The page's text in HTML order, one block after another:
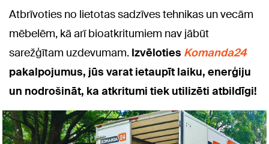
Atbrīvoties no lietotas sadzīves tehnikas un vecām
mēbelēm, kā arī bioatkritumiem nav jābūt
sarežģītam uzdevumam. Izvēloties Komanda24
pakalpojumus, jūs varat ietaupīt laiku, enerģiju
un nodrošināt, ka atkritumi tiek utilizēti atbildīgi!